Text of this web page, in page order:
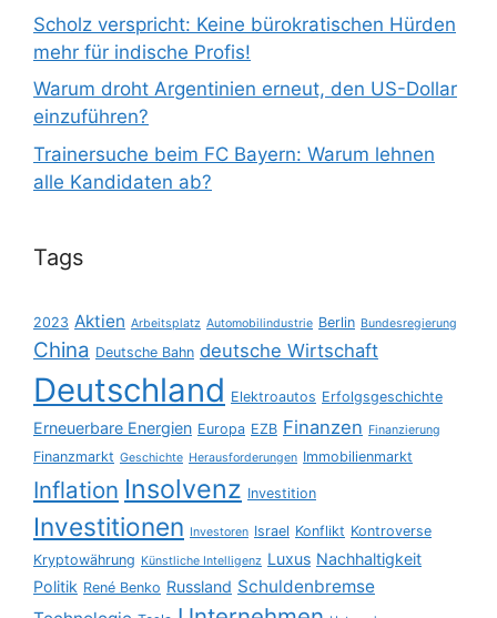
Scholz verspricht: Keine bürokratischen Hürden
mehr für indische Profis!
Warum droht Argentinien erneut, den US-Dollar
einzuführen?
Trainersuche beim FC Bayern: Warum lehnen
alle Kandidaten ab?
Tags
2023 Aktien Arbeitsplatz Automobilindustrie Berlin Bundesregierung
China Deutsche Bahn deutsche Wirtschaft
Deutschland Elektroautos Erfolgsgeschichte
Erneuerbare Energien Europa EZB Finanzen Finanzierung
Finanzmarkt Geschichte Herausforderungen Immobilienmarkt
Inflation Insolvenz Investition
Investitionen Investoren Israel Konflikt Kontroverse
Kryptowährung Künstliche Intelligenz Luxus Nachhaltigkeit
Politik René Benko Russland Schuldenbremse